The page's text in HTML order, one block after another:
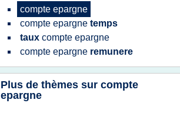
compte epargne
compte epargne temps
taux compte epargne
compte epargne remunere
Plus de thèmes sur compte
epargne